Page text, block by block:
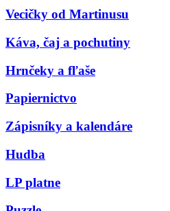
Vecičky od Martinusu
Káva, čaj a pochutiny
Hrnčeky a fľaše
Papiernictvo
Zápisníky a kalendáre
Hudba
LP platne